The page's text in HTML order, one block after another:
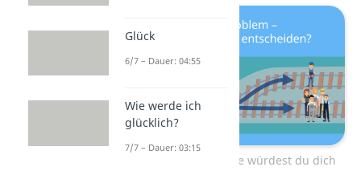
Das Trolley Problem – Wie würdest du dich
Glück
6/7 – Dauer: 04:55
Wie werde ich
glücklich?
7/7 – Dauer: 03:15